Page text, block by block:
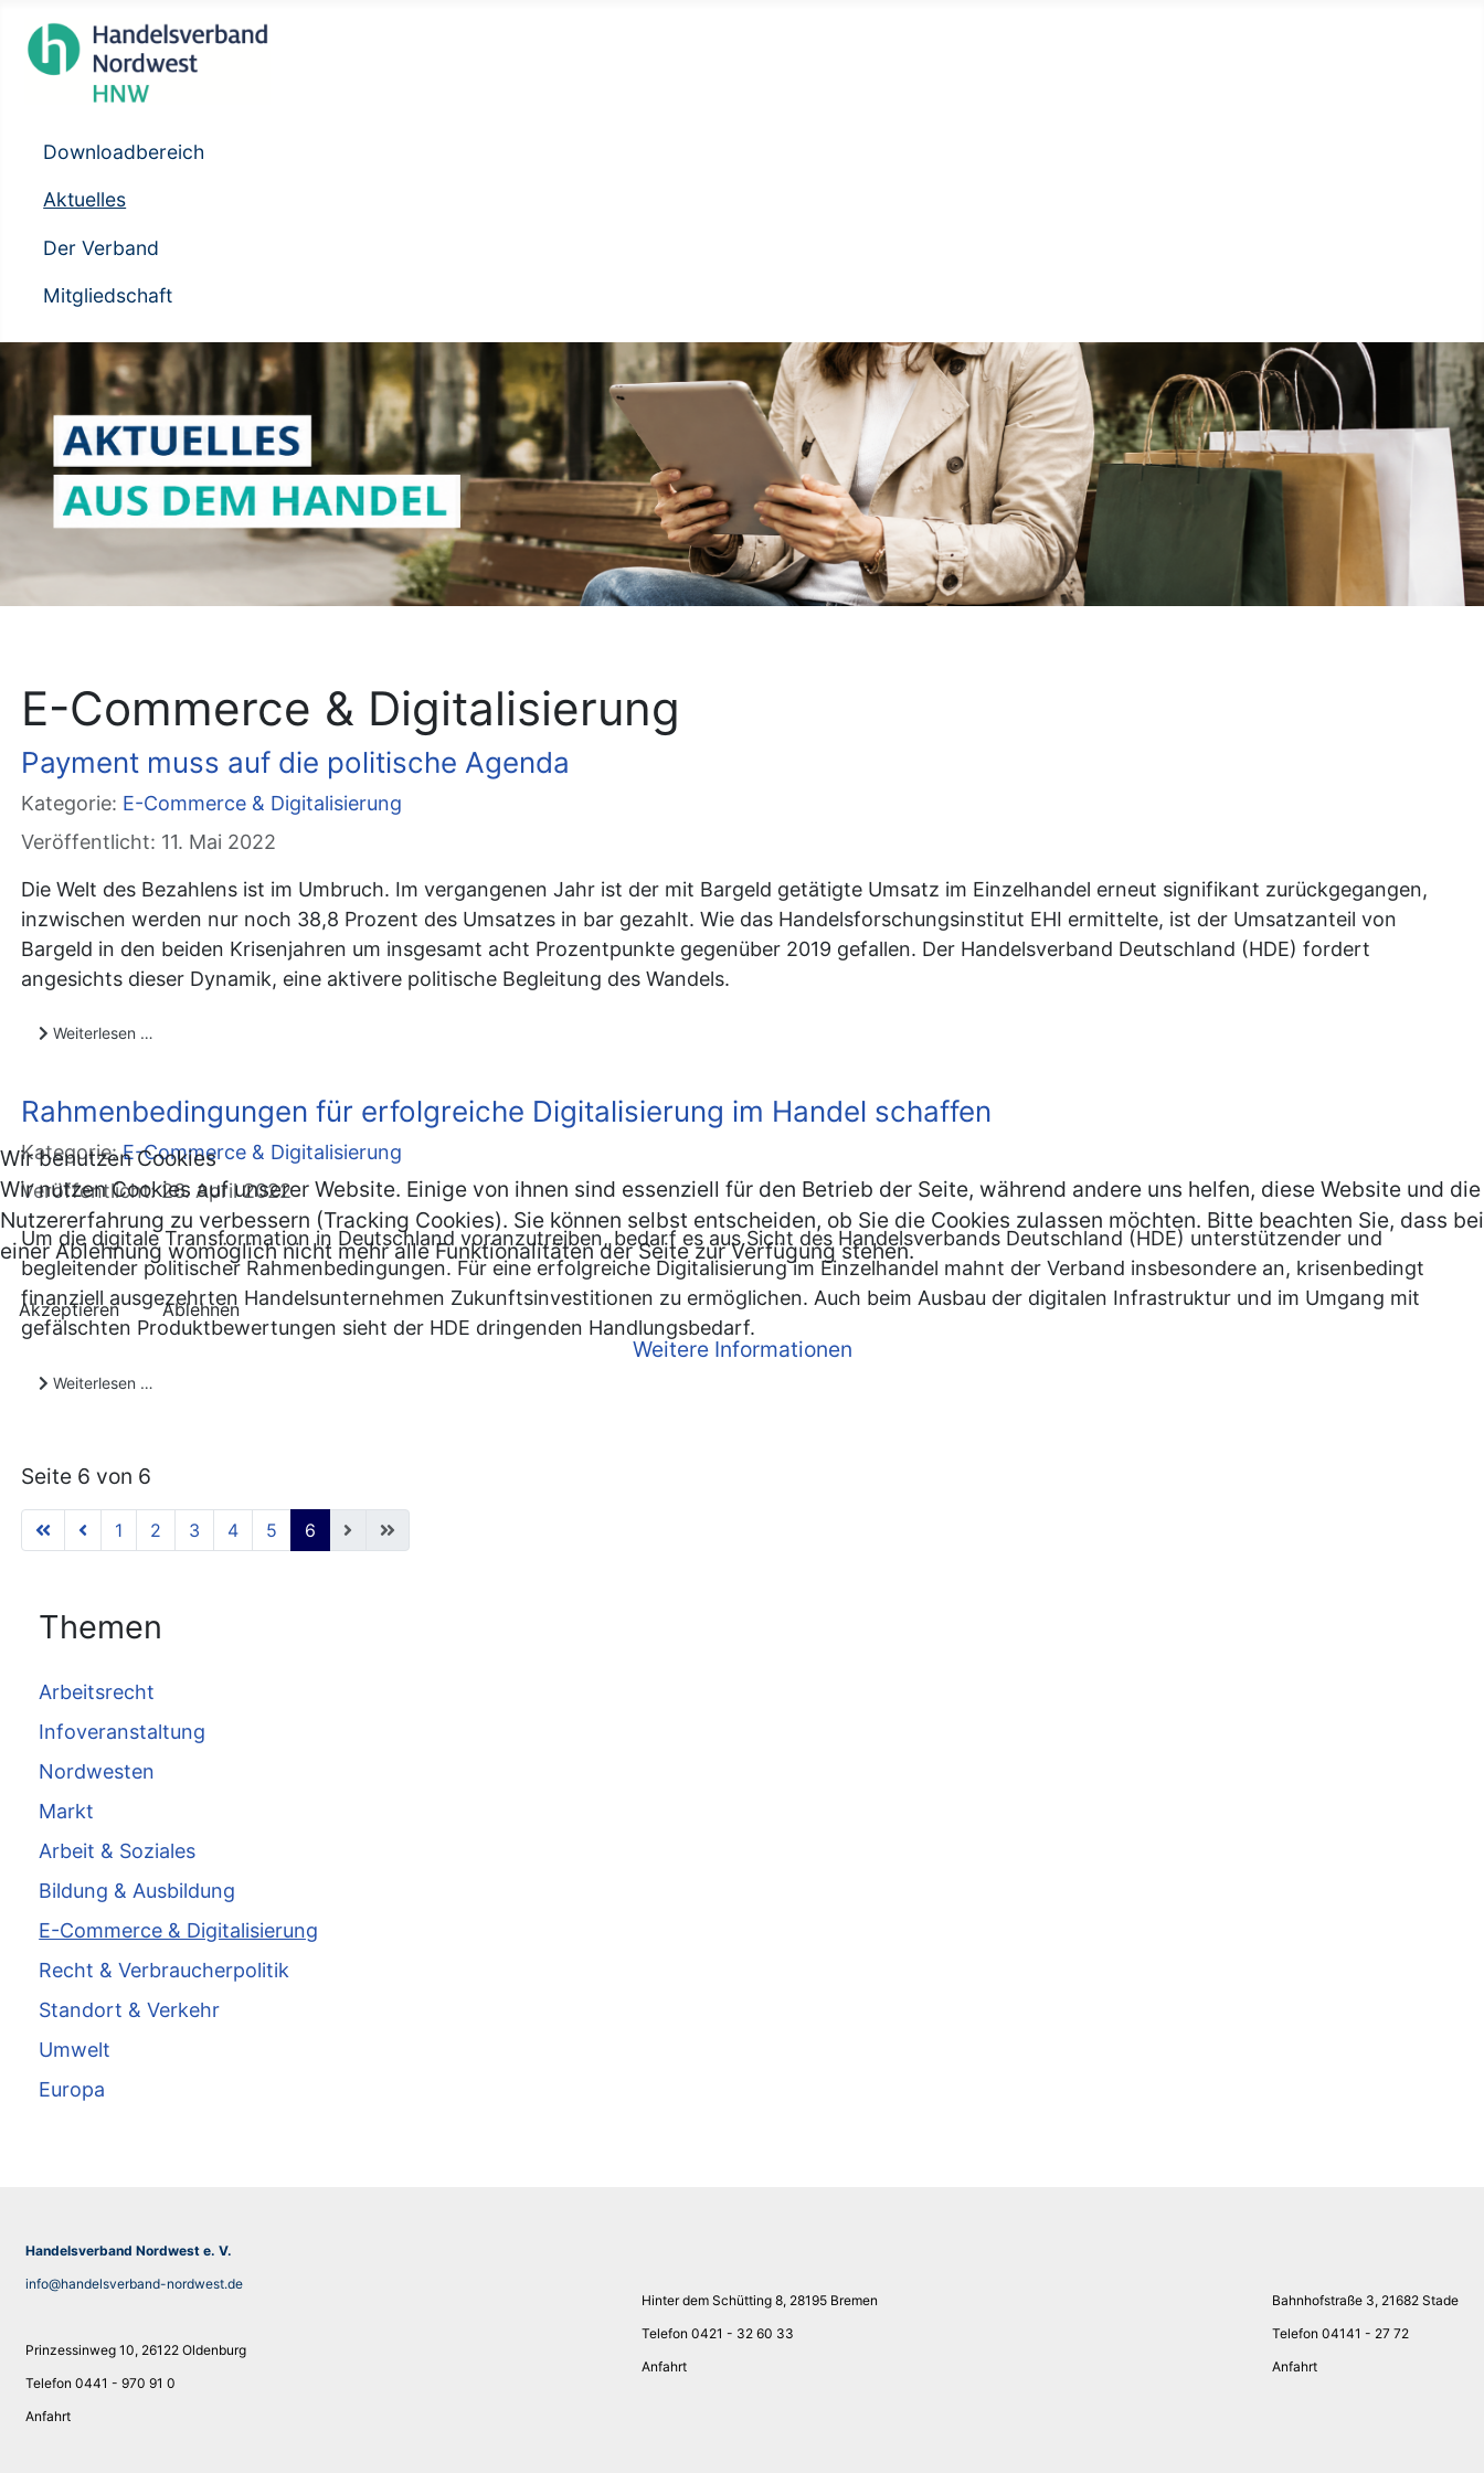
Downloadbereich
Aktuelles
Der Verband
Mitgliedschaft
E-Commerce & Digitalisierung
Payment muss auf die politische Agenda
Kategorie: E-Commerce & Digitalisierung
Veröffentlicht: 11. Mai 2022
Die Welt des Bezahlens ist im Umbruch. Im vergangenen Jahr ist der mit Bargeld getätigte Umsatz im Einzelhandel erneut signifikant zurückgegangen,
inzwischen werden nur noch 38,8 Prozent des Umsatzes in bar gezahlt. Wie das Handelsforschungsinstitut EHI ermittelte, ist der Umsatzanteil von
Bargeld in den beiden Krisenjahren um insgesamt acht Prozentpunkte gegenüber 2019 gefallen. Der Handelsverband Deutschland (HDE) fordert
angesichts dieser Dynamik, eine aktivere politische Begleitung des Wandels.
Weiterlesen …
Rahmenbedingungen für erfolgreiche Digitalisierung im Handel schaffen
Kategorie:E-Commerce & Digitalisierung
Veröffentlicht: 26. April 2022
Um die digitale Transformation in Deutschland voranzutreiben, bedarf es aus Sicht des Handelsverbands Deutschland (HDE) unterstützender und
begleitender politischer Rahmenbedingungen. Für eine erfolgreiche Digitalisierung im Einzelhandel mahnt der Verband insbesondere an, krisenbedingt
finanziell ausgezehrten Handelsunternehmen Zukunftsinvestitionen zu ermöglichen. Auch beim Ausbau der digitalen Infrastruktur und im Umgang mit
gefälschten Produktbewertungen sieht der HDE dringenden Handlungsbedarf.
Weiterlesen …
Seite 6 von 6
1 2 3 4 5 6
Themen
Arbeitsrecht
Infoveranstaltung
Nordwesten
Markt
Arbeit & Soziales
Bildung & Ausbildung
E-Commerce & Digitalisierung
Recht & Verbraucherpolitik
Standort & Verkehr
Umwelt
Europa
Handelsverband Nordwest e. V.
info@handelsverband-nordwest.de
Prinzessinweg 10, 26122 Oldenburg
Telefon 0441 - 970 91 0
Anfahrt
Hinter dem Schütting 8, 28195 Bremen
Telefon 0421 - 32 60 33
Anfahrt
Bahnhofstraße 3, 21682 Stade
Telefon 04141 - 27 72
Anfahrt
Wir benutzen Cookies
Wir nutzen Cookies auf unserer Website. Einige von ihnen sind essenziell für den Betrieb der Seite, während andere uns helfen, diese Website und die
Nutzererfahrung zu verbessern (Tracking Cookies). Sie können selbst entscheiden, ob Sie die Cookies zulassen möchten. Bitte beachten Sie, dass bei
einer Ablehnung womöglich nicht mehr alle Funktionalitäten der Seite zur Verfügung stehen.
Akzeptieren Ablehnen
Weitere Informationen